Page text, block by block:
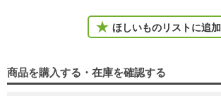
ほしいものリストに追加
商品を購入する・在庫を確認する